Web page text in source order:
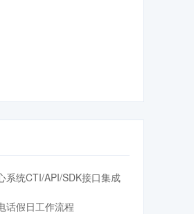
系统CTI/API/SDK接口集成
话假日工作流程